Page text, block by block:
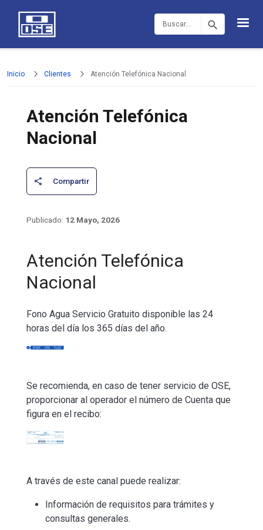
Buscar
Inicio Clientes Atención Telefónica Nacional
Atención Telefónica
Nacional
12 Mayo, 2026
Atención Telefónica
Nacional
Fono Agua Servicio Gratuito disponible las 24
horas del día los 365 días del año.
Imagen
Se recomienda, en caso de tener servicio de OSE,
proporcionar al operador el número de Cuenta que
figura en el recibo:
Imagen
A través de este canal puede realizar:
Información de requisitos para trámites y
consultas generales.